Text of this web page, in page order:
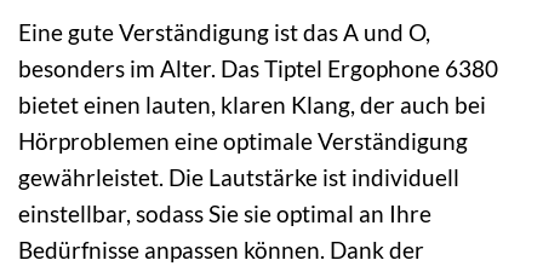
Eine gute Verständigung ist das A und O,
besonders im Alter. Das Tiptel Ergophone 6380
bietet einen lauten, klaren Klang, der auch bei
Hörproblemen eine optimale Verständigung
gewährleistet. Die Lautstärke ist individuell
einstellbar, sodass Sie sie optimal an Ihre
Bedürfnisse anpassen können. Dank der